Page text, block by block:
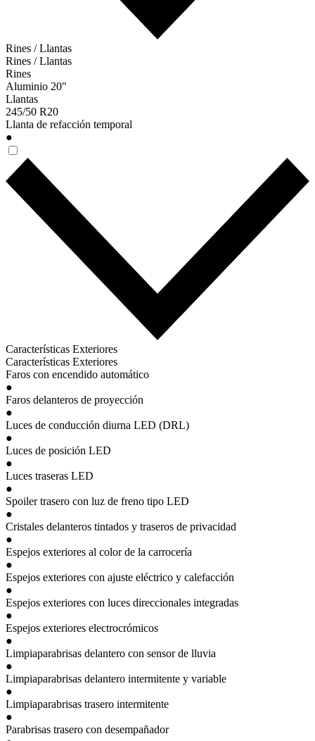
Rines / Llantas
Rines / Llantas
Rines
Aluminio 20"
Llantas
245/50 R20
Llanta de refacción temporal
●
Características Exteriores
Características Exteriores
Faros con encendido automático
●
Faros delanteros de proyección
●
Luces de conducción diurna LED (DRL)
●
Luces de posición LED
●
Luces traseras LED
●
Spoiler trasero con luz de freno tipo LED
●
Cristales delanteros tintados y traseros de privacidad
●
Espejos exteriores al color de la carrocería
●
Espejos exteriores con ajuste eléctrico y calefacción
●
Espejos exteriores con luces direccionales integradas
●
Espejos exteriores electrocrómicos
●
Limpiaparabrisas delantero con sensor de lluvia
●
Limpiaparabrisas delantero intermitente y variable
●
Limpiaparabrisas trasero intermitente
●
Parabrisas trasero con desempañador